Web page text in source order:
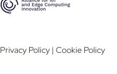
Privacy Policy | Cookie Policy